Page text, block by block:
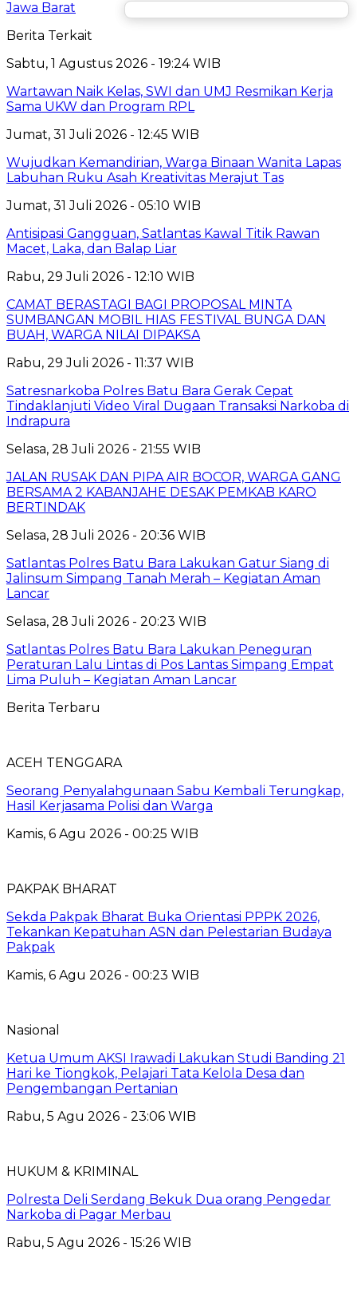
Jawa Barat
Berita Terkait
Sabtu, 1 Agustus 2026 - 19:24 WIB
Wartawan Naik Kelas, SWI dan UMJ Resmikan Kerja
Sama UKW dan Program RPL
Jumat, 31 Juli 2026 - 12:45 WIB
Wujudkan Kemandirian, Warga Binaan Wanita Lapas
Labuhan Ruku Asah Kreativitas Merajut Tas
Jumat, 31 Juli 2026 - 05:10 WIB
Antisipasi Gangguan, Satlantas Kawal Titik Rawan
Macet, Laka, dan Balap Liar
Rabu, 29 Juli 2026 - 12:10 WIB
CAMAT BERASTAGI BAGI PROPOSAL MINTA
SUMBANGAN MOBIL HIAS FESTIVAL BUNGA DAN
BUAH, WARGA NILAI DIPAKSA
Rabu, 29 Juli 2026 - 11:37 WIB
Satresnarkoba Polres Batu Bara Gerak Cepat
Tindaklanjuti Video Viral Dugaan Transaksi Narkoba di
Indrapura
Selasa, 28 Juli 2026 - 21:55 WIB
JALAN RUSAK DAN PIPA AIR BOCOR, WARGA GANG
BERSAMA 2 KABANJAHE DESAK PEMKAB KARO
BERTINDAK
Selasa, 28 Juli 2026 - 20:36 WIB
Satlantas Polres Batu Bara Lakukan Gatur Siang di
Jalinsum Simpang Tanah Merah – Kegiatan Aman
Lancar
Selasa, 28 Juli 2026 - 20:23 WIB
Satlantas Polres Batu Bara Lakukan Peneguran
Peraturan Lalu Lintas di Pos Lantas Simpang Empat
Lima Puluh – Kegiatan Aman Lancar
Berita Terbaru
ACEH TENGGARA
Seorang Penyalahgunaan Sabu Kembali Terungkap,
Hasil Kerjasama Polisi dan Warga
Kamis, 6 Agu 2026 - 00:25 WIB
PAKPAK BHARAT
Sekda Pakpak Bharat Buka Orientasi PPPK 2026,
Tekankan Kepatuhan ASN dan Pelestarian Budaya
Pakpak
Kamis, 6 Agu 2026 - 00:23 WIB
Nasional
Ketua Umum AKSI Irawadi Lakukan Studi Banding 21
Hari ke Tiongkok, Pelajari Tata Kelola Desa dan
Pengembangan Pertanian
Rabu, 5 Agu 2026 - 23:06 WIB
HUKUM & KRIMINAL
Polresta Deli Serdang Bekuk Dua orang Pengedar
Narkoba di Pagar Merbau
Rabu, 5 Agu 2026 - 15:26 WIB